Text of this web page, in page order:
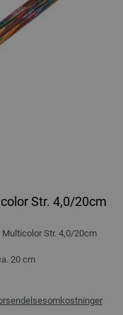
Str. 4,0/20cm
Str. 4,0/20cm
20 cm